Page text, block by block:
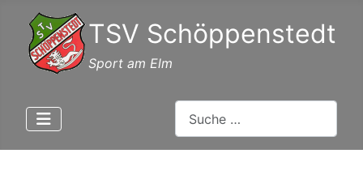
TSV Schöppenstedt
Sport am Elm